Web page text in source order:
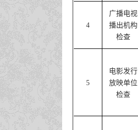
4
广播电视
播出机构
检查
5
电影发行
放映单位
检查